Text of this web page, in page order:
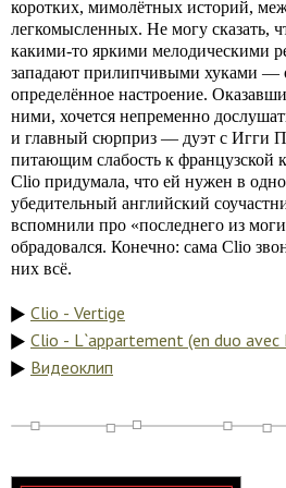
коротких, мимолётных историй,
легкомысленных. Не могу сказать,
какими-то яркими мелодическими
западают прилипчивыми хуками —
определённое настроение.
ними, хочется непременно
и главный сюрприз — дуэт с Игги
питающим слабость к французской
Clio придумала, что ей нужен в
убедительный английский
вспомнили про «последнего из
обрадовался. Конечно: сама Clio
них всё.
Clio - Vertige
Clio - L`appartement (en duo avec
Видеоклип